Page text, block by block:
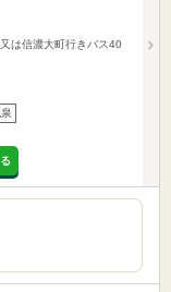
は信濃大町行きバス40